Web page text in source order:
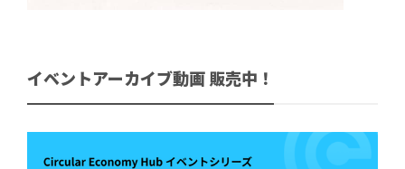
イベントアーカイブ動画 販売中！